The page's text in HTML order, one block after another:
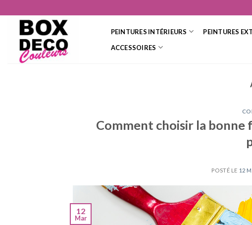
to
content
PEINTURES INTÉRIEURS PEINTURES
ACCESSOIRES
Comment choisir la
POSTÉ LE 12
12
Mar